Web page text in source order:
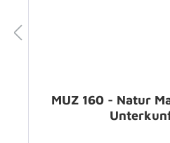
MUZ 160 - Natur